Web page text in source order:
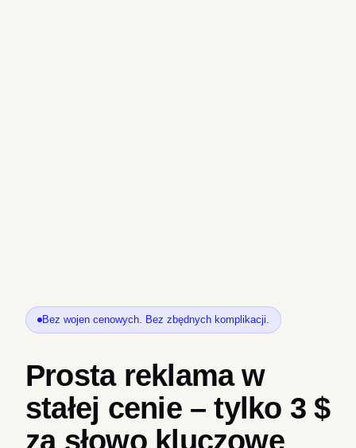
Bez wojen cenowych. Bez zbędnych komplikacji.
Prosta reklama w
stałej cenie – tylko 3 $
za słowo kluczowe